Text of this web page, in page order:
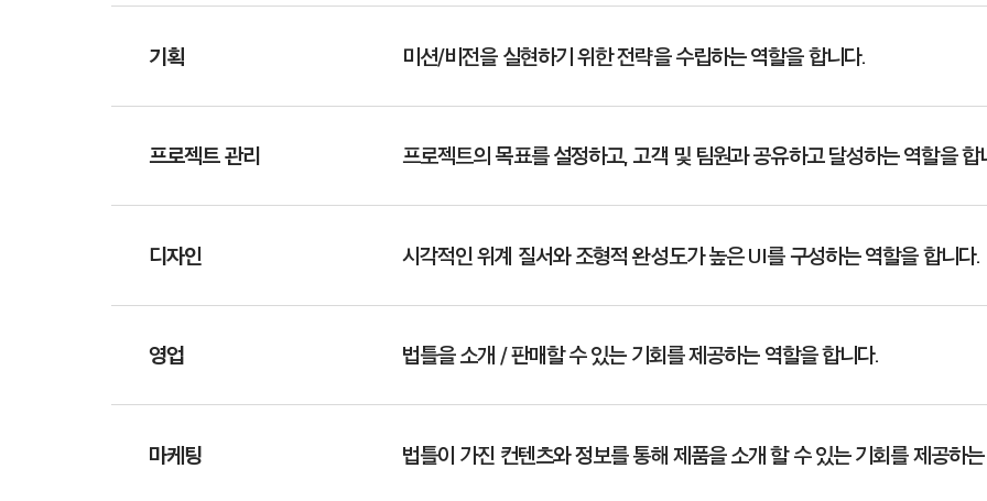
기획 미션/비전을 실현하기 위한 전략을 수립하는 역할을 합니다.
프로젝트 관리 프로젝트의 목표를 설정하고, 고객 및 팀원과 공유하고 달성하는 역할을 합
디자인 시각적인 위계 질서와 조형적 완성도가 높은 UI를 구성하는 역할을 합니다.
영업 법틀을 소개 / 판매할 수 있는 기회를 제공하는 역할을 합니다.
마케팅 법틀이 가진 컨텐츠와 정보를 통해 제품을 소개 할 수 있는 기회를 제공하